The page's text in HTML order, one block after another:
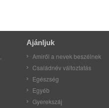
Ajánljuk
Amiről a nevek beszélnek
Családnév változtatás
Egészség
Egyéb
Gyerekszáj